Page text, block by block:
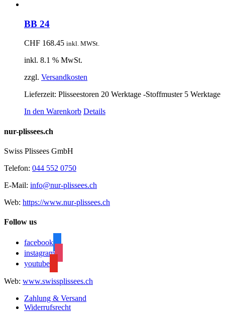
BB 24
CHF 168.45 inkl. MWSt.
inkl. 8.1 % MwSt.
zzgl. Versandkosten
Lieferzeit: Plisseestoren 20 Werktage -Stoffmuster 5 Werktage
In den Warenkorb Details
nur-plissees.ch
Swiss Plissees GmbH
Telefon: 044 552 0750
E-Mail: info@nur-plissees.ch
Web: https://www.nur-plissees.ch
Follow us
facebook
instagram
youtube
Web: www.swissplissees.ch
Zahlung & Versand
Widerrufsrecht